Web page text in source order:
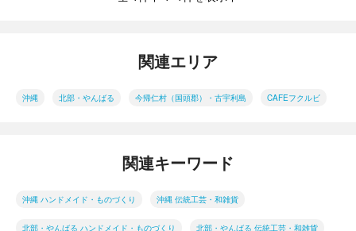
関連エリア
沖縄 北部・やんばる 今帰仁村（国頭郡）・古宇利島 CAFEフクルビ
関連キーワード
沖縄 ハンドメイド・ものづくり 沖縄 伝統工芸・和雑貨
北部・やんばる ハンドメイド・ものづくり 北部・やんばる 伝統工芸・和雑貨